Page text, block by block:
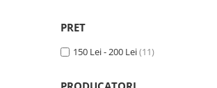
Lenjerii De Pat, Finet Premium, 1
PRET
150 Lei - 200 Lei(11)